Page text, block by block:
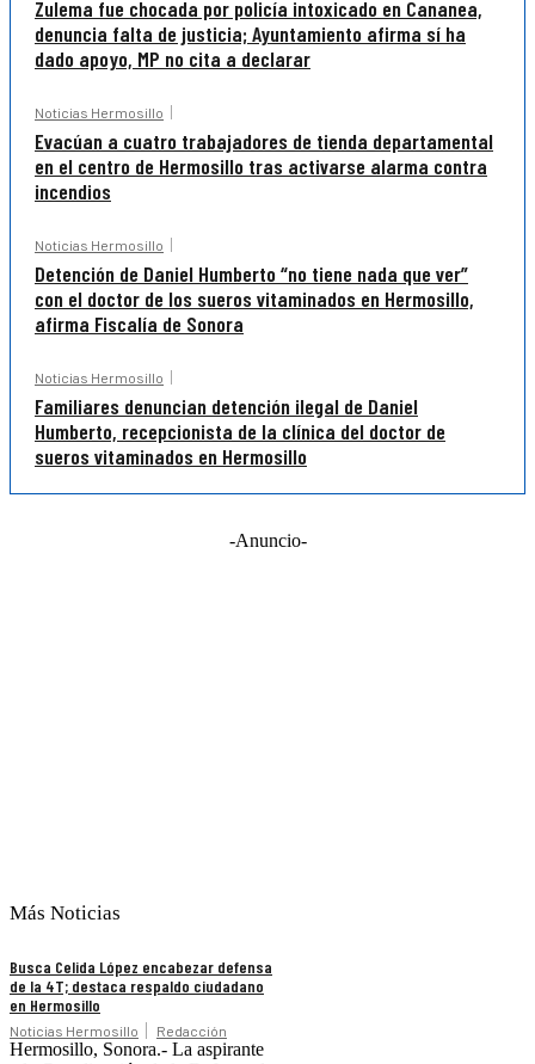
Zulema fue chocada por policía intoxicado en Cananea,
denuncia falta de justicia; Ayuntamiento afirma sí ha
dado apoyo, MP no cita a declarar
Noticias Hermosillo
Evacúan a cuatro trabajadores de tienda departamental
en el centro de Hermosillo tras activarse alarma contra
incendios
Noticias Hermosillo
Detención de Daniel Humberto “no tiene nada que ver”
con el doctor de los sueros vitaminados en Hermosillo,
afirma Fiscalía de Sonora
Noticias Hermosillo
Familiares denuncian detención ilegal de Daniel
Humberto, recepcionista de la clínica del doctor de
sueros vitaminados en Hermosillo
-Anuncio-
Más Noticias
Busca Celida López encabezar defensa
de la 4T; destaca respaldo ciudadano
en Hermosillo
Noticias Hermosillo Redacción
Hermosillo, Sonora.- La aspirante